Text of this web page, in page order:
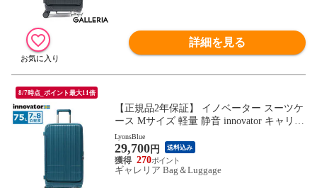
詳細を見る
8/7時点_ポイント最大11倍
【正規品2年保証】 イノベーター スーツケ
ース Mサイズ 軽量 静音 innovator キャリー
ケース ストッパー付き キャスターロック
マット おしゃれ ブランド 大きめ 7泊 8泊
Extreme Journey 75L Middle INV650DOR
LyonsBlue
29,700円 送料込み
270
ギャレリア Bag＆Luggage